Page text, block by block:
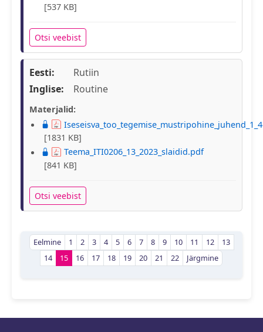
[537 KB]
Otsi veebist
Eesti:
Rutiin
Inglise:
Routine
Materjalid:
[1831 KB]
Teema_ITI0206_13_2023_slaidid.pdf
[841 KB]
Otsi veebist
Eelmine 1 2 3 4 5 6 7 8 9 10 11 12
13
14
15 16 17 18 19 20 21 22 Järgmine